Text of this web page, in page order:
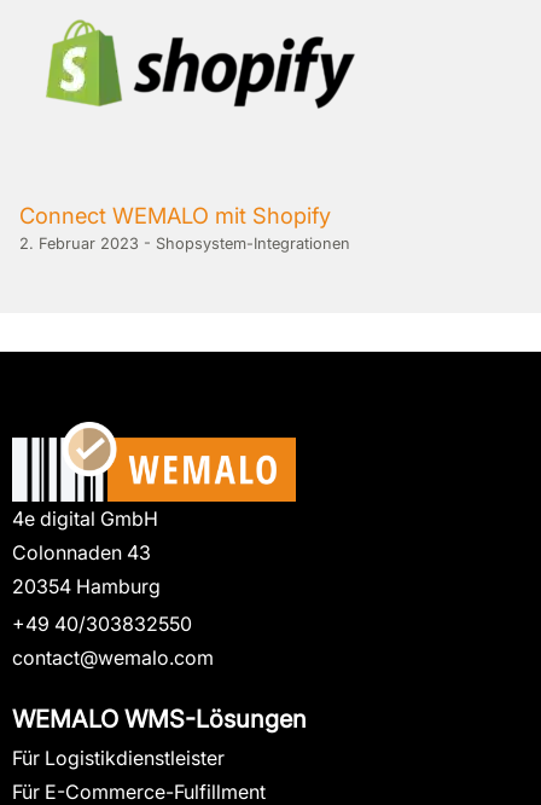
Connect WEMALO mit Shopify
2. Februar 2023 - Shopsystem-Integrationen
4e digital GmbH
Colonnaden 43
20354 Hamburg
+49 40/303832550
contact@wemalo.com
WEMALO WMS-Lösungen
Für Logistikdienstleister
Für E-Commerce-Fulfillment